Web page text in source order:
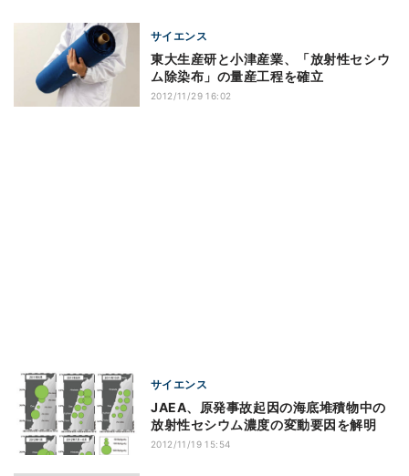
サイエンス
東大生産研と小津産業、「放射性セシウ
ム除染布」の量産工程を確立
2012/11/29 16:02
サイエンス
JAEA、原発事故起因の海底堆積物中の
放射性セシウム濃度の変動要因を解明
2012/11/19 15:54